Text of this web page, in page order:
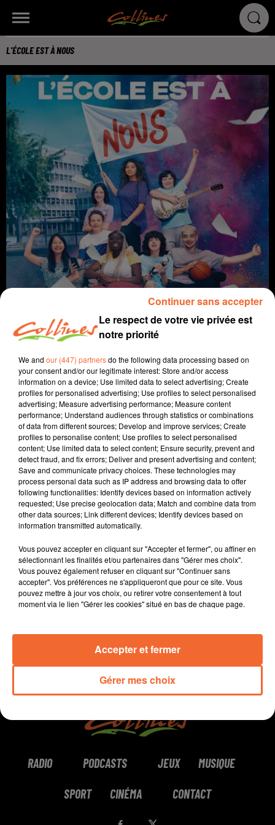
L'ÉCOLE EST À NOUS
coup de coeur cinéma
26 octobre 2022 - 2 min 11 sec
L'ÉCOLE EST À NOUS
David Puaud
Coup de coeur cinéma
Chaque mercredi, dans notre Actu Ciné à 17h15,
Morgan, programmateur au Fauteuil Rouge à
Bressuire, vous propose son coup de coeur.
0:00 2 min 11 sec
RADIO PODCASTS JEUX MUSIQUE
SPORT CINÉMA CONTACT
Le respect de votre vie privée est
notre priorité
We and our (447) partnersdo the following data processing based on
your consent and/or our legitimate interest: Store and/or access
information on a device; Use limited data to select advertising; Create
profiles for personalised advertising; Use profiles to select personalised
advertising; Measure advertising performance; Measure content
performance; Understand audiences through statistics or combinations
of data from different sources; Develop and improve services; Create
profiles to personalise content; Use profiles to select personalised
content; Use limited data to select content; Ensure security, prevent and
detect fraud, and fix errors; Deliver and present advertising and content;
Save and communicate privacy choices. These technologies may
process personal data such as IP address and browsing data to offer
following functionalities: Identify devices based on information actively
requested; Use precise geolocation data; Match and combine data from
other data sources; Link different devices; Identify devices based on
information transmitted automatically.
Vous pouvez accepter en cliquant sur "Accepter et fermer", ou affiner en
sélectionnant les finalités et/ou partenaires dans "Gérer mes choix".
Vous pouvez également refuser en cliquant sur "Continuer sans
accepter". Vos préférences ne s'appliqueront que pour ce site. Vous
pouvez mettre à jour vos choix, ou retirer votre consentement à tout
moment via le lien "Gérer les cookies" situé en bas de chaque page.
Gérer mes choix
Accepter et fermer
Continuer sans accepter